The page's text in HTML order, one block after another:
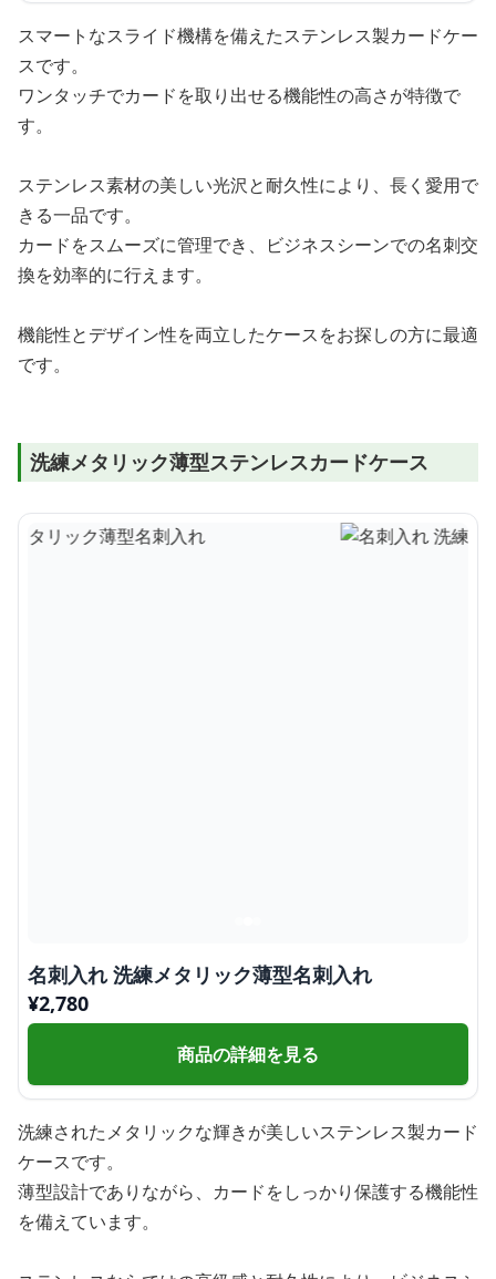
スマートなスライド機構を備えたステンレス製カードケー
スです。
ワンタッチでカードを取り出せる機能性の高さが特徴で
す。
ステンレス素材の美しい光沢と耐久性により、長く愛用で
きる一品です。
カードをスムーズに管理でき、ビジネスシーンでの名刺交
換を効率的に行えます。
機能性とデザイン性を両立したケースをお探しの方に最適
です。
洗練メタリック薄型ステンレスカードケース
名刺入れ 洗練メタリック薄型名刺入れ
¥2,780
商品の詳細を見る
洗練されたメタリックな輝きが美しいステンレス製カード
ケースです。
薄型設計でありながら、カードをしっかり保護する機能性
を備えています。